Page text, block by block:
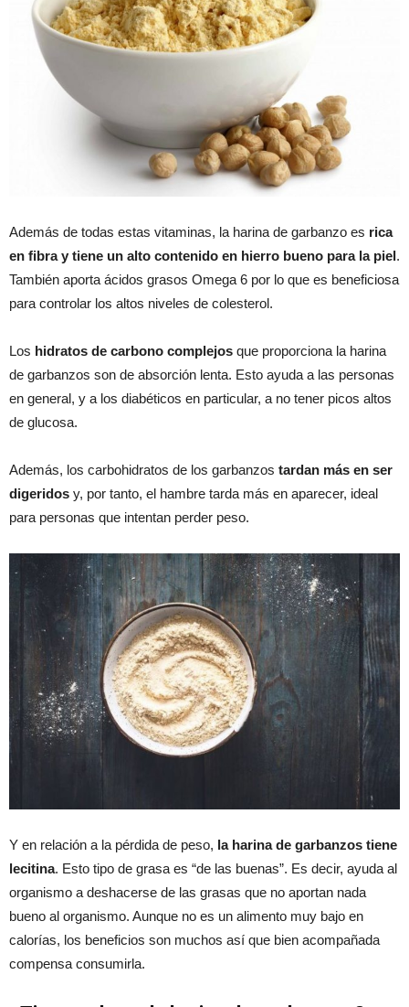
Además de todas estas vitaminas, la harina de garbanzo es rica
en fibra y tiene un alto contenido en hierro bueno para la piel.
También aporta ácidos grasos Omega 6 por lo que es beneficiosa
para controlar los altos niveles de colesterol.
Los hidratos de carbono complejos que proporciona la harina
de garbanzos son de absorción lenta. Esto ayuda a las personas
en general, y a los diabéticos en particular, a no tener picos altos
de glucosa.
Además, los carbohidratos de los garbanzos tardan más en ser
digeridos y, por tanto, el hambre tarda más en aparecer, ideal
para personas que intentan perder peso.
Y en relación a la pérdida de peso, la harina de garbanzos tiene
lecitina. Esto tipo de grasa es “de las buenas”. Es decir, ayuda al
organismo a deshacerse de las grasas que no aportan nada
bueno al organismo. Aunque no es un alimento muy bajo en
calorías, los beneficios son muchos así que bien acompañada
compensa consumirla.